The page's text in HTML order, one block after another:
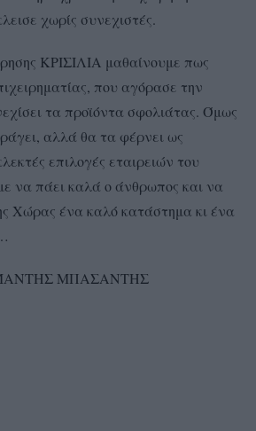
χωρίς συνεχιστές.
ΚΡΙΣΙΛΙΑ μαθαίνουμε πως
που αγόρασε την
τα προϊόντα σφολιάτας. Όμως
αλλά θα τα φέρνει ως
επιλογές εταιρειών του
να πάει καλά ο άνθρωπος και να
Χώρας ένα καλό κατάστημα κι ένα
ΜΠΑΣΑΝΤΗΣ